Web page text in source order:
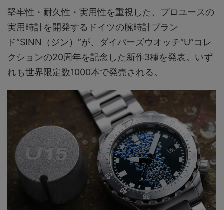
堅牢性・耐久性・実用性を重視した、プロユースの
実用時計を開発するドイツの腕時計ブラン
ド“SINN（ジン）”が、ダイバーズウオッチ“U”コレ
クションの20周年を記念した新作3種を発表。いず
れも世界限定数1000本で発売される。